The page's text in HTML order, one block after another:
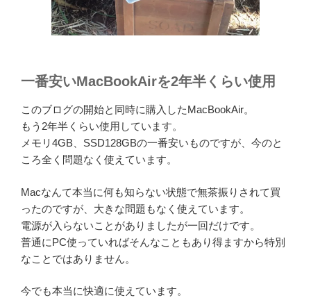
一番安いMacBookAirを2年半くらい使用
このブログの開始と同時に購入したMacBookAir。
もう2年半くらい使用しています。
メモリ4GB、SSD128GBの一番安いものですが、今のと
ころ全く問題なく使えています。
Macなんて本当に何も知らない状態で無茶振りされて買
ったのですが、大きな問題もなく使えています。
電源が入らないことがありましたが一回だけです。
普通にPC使っていればそんなこともあり得ますから特別
なことではありません。
今でも本当に快適に使えています。